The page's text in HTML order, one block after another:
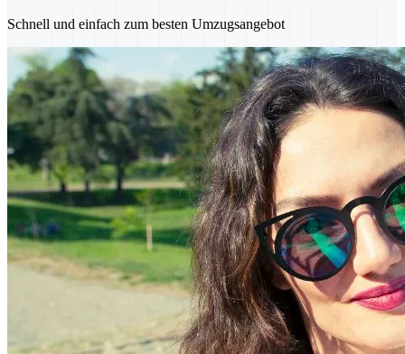
Schnell und einfach zum besten Umzugsangebot